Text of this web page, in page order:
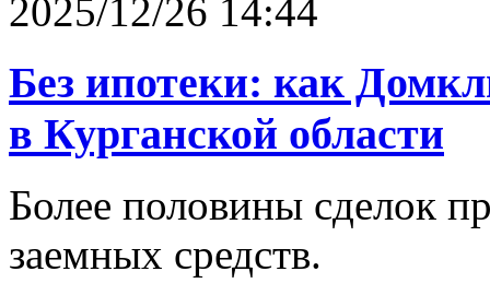
2025/12/26 14:44
Без ипотеки: как
в Курганской области
Более половины сделок
заемных средств.